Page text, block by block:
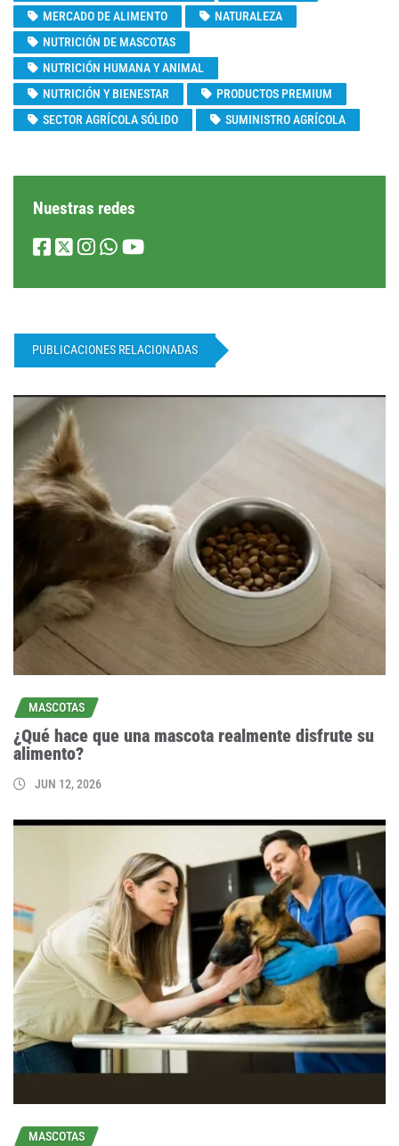
MERCADO DE ALIMENTO
NATURALEZA
NUTRICIÓN DE MASCOTAS
NUTRICIÓN HUMANA Y ANIMAL
NUTRICIÓN Y BIENESTAR
PRODUCTOS PREMIUM
SECTOR AGRÍCOLA SÓLIDO
SUMINISTRO AGRÍCOLA
Nuestras redes
PUBLICACIONES RELACIONADAS
MASCOTAS
¿Qué hace que una mascota realmente disfrute su
alimento?
JUN 12, 2026
MASCOTAS